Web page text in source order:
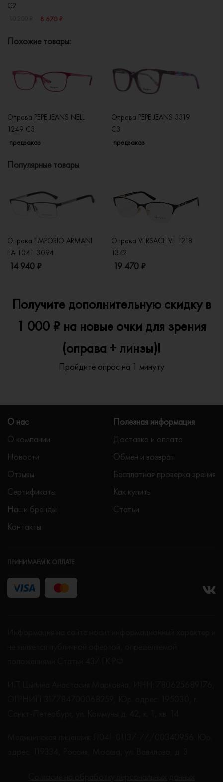
C2
8 670 ₽
Похожие товары:
Оправа PEPE JEANS NELL
1249 C3
предзаказ
Оправа PEPE JEANS 3319
С3
предзаказ
Популярные товары
Оправа EMPORIO ARMANI
EA 1041 3094
14 940 ₽
Оправа VERSACE VE 1218
1342
19 470 ₽
Получите дополнительную скидку в
1 000 ₽ на новые очки для зрения
(оправа + линзы)!
Пройдите опрос на 1 минуту
О нас
О компании
Новости
Отзывы
Сертификаты
Наши бренды
Контакты
Полезная информация
Доставка и оплата
Обмен и возврат
Бесплатная проверка зрения
Как купить
Статьи
ПРИНИМАЕМ К ОПЛАТЕ